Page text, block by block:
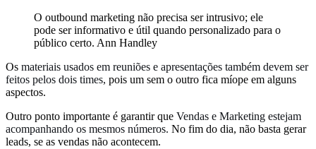
O outbound marketing não precisa ser intrusivo; ele
pode ser informativo e útil quando personalizado para o
público certo. Ann Handley
Os materiais usados em reuniões e apresentações também devem ser
feitos pelos dois times, pois um sem o outro fica míope em alguns
aspectos.
Outro ponto importante é garantir que Vendas e Marketing estejam
acompanhando os mesmos números. No fim do dia, não basta gerar
leads, se as vendas não acontecem.